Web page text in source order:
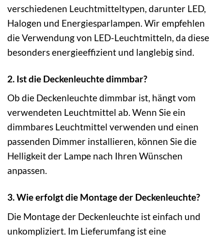
verschiedenen Leuchtmitteltypen, darunter LED,
Halogen und Energiesparlampen. Wir empfehlen
die Verwendung von LED-Leuchtmitteln, da diese
besonders energieeffizient und langlebig sind.
2. Ist die Deckenleuchte dimmbar?
Ob die Deckenleuchte dimmbar ist, hängt vom
verwendeten Leuchtmittel ab. Wenn Sie ein
dimmbares Leuchtmittel verwenden und einen
passenden Dimmer installieren, können Sie die
Helligkeit der Lampe nach Ihren Wünschen
anpassen.
3. Wie erfolgt die Montage der Deckenleuchte?
Die Montage der Deckenleuchte ist einfach und
unkompliziert. Im Lieferumfang ist eine